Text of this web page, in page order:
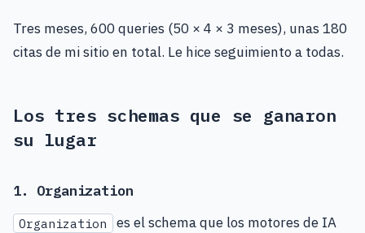
Tres meses, 600 queries (50 × 4 × 3 meses), unas 180
citas de mi sitio en total. Le hice seguimiento a todas.
Los tres schemas que se ganaron
su lugar
1. Organization
Organization
es el schema que los motores de IA